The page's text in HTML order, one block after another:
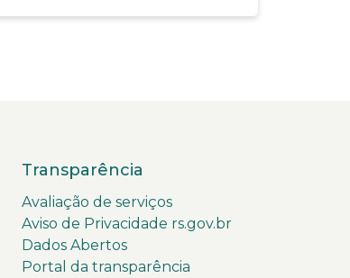
Transparência
Avaliação de serviços
Aviso de Privacidade rs.gov.br
Dados Abertos
Portal da transparência